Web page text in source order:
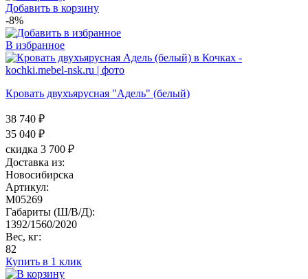
Добавить в корзину
-8%
В избранное
Кровать двухъярусная "Адель" (белый)
38 740 ₽
35 040 ₽
скидка 3 700 ₽
Доставка из:
Новосибирска
Артикул:
M05269
Габариты (Ш/В/Д):
1392/1560/2020
Вес, кг:
82
Купить в 1 клик